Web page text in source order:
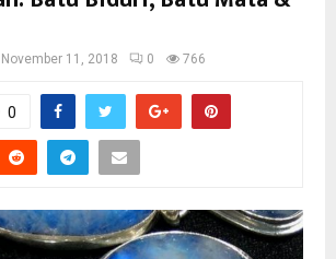
November 11, 2018 0 766
0